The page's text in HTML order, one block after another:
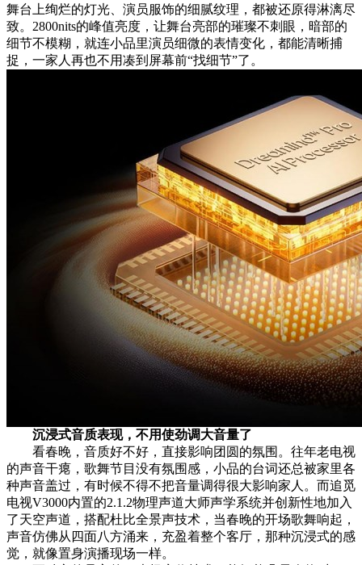
舞台上绚烂的灯光、演员服饰的细腻纹理，都被还原得淋漓尽
致。2800nits的峰值亮度，让舞台亮部的璀璨不刺眼，暗部的
细节不模糊，就连小品里演员细微的表情变化，都能清晰捕
捉，一家人再也不用凑到屏幕前“找细节”了。
沉浸式音质表现， 不用使劲调大音量了
看春晚，音质好不好，直接影响团圆的氛围。往年老电视
的声音干瘪，歌舞节目没有氛围感，小品的台词还总被家里各
种声音盖过，有时候不得不把音量调得很大影响家人。而追觅
电视V3000内置的2.1.2物理声道大师声学系统并创新性地加入
了天空声道，搭配杜比全景声技术，当春晚的开场歌舞响起，
声音仿佛从四面八方涌来，充盈着整个客厅，那种沉浸式的感
觉，就像置身演播现场一样。